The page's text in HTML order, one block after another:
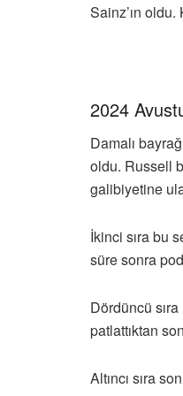
Sainz’ın
2024
Damalı
oldu. Russell
galibiyetine
İkinci sıra bu
süre sonra
Dördüncü
patlattıktan
Altıncı sıra